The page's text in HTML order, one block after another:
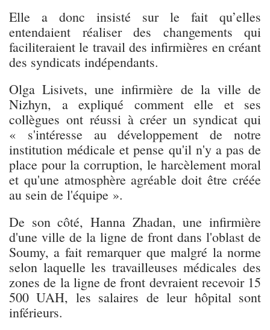
Elle a donc insisté sur le fait qu’elles
entendaient réaliser des changements qui
faciliteraient le travail des infirmières en créant
des syndicats indépendants.
Olga Lisivets, une infirmière de la ville de
Nizhyn, a expliqué comment elle et ses
collègues ont réussi à créer un syndicat qui
« s'intéresse au développement de notre
institution médicale et pense qu'il n'y a pas de
place pour la corruption, le harcèlement moral
et qu'une atmosphère agréable doit être créée
au sein de l'équipe ».
De son côté, Hanna Zhadan, une infirmière
d'une ville de la ligne de front dans l'oblast de
Soumy, a fait remarquer que malgré la norme
selon laquelle les travailleuses médicales des
zones de la ligne de front devraient recevoir 15
500 UAH, les salaires de leur hôpital sont
inférieurs.